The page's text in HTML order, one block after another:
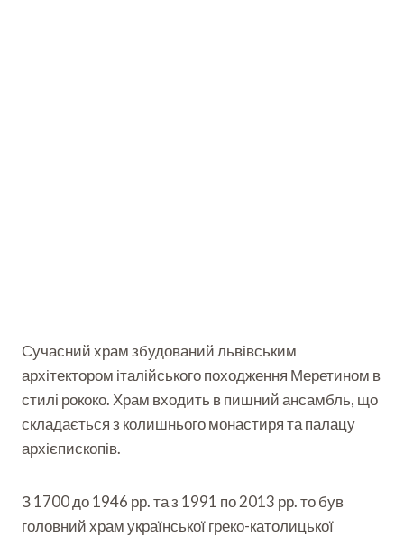
Сучасний храм збудований львівським
архітектором італійського походження Меретином в
стилі рококо. Храм входить в пишний ансамбль, що
складається з колишнього монастиря та палацу
архієпископів.
З 1700 до 1946 рр. та з 1991 по 2013 рр. то був
головний храм української греко-католицької